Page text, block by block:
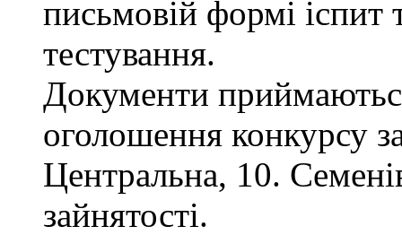
письмовій формі
тестування.
Документи
оголошення конкурсу
Центральна, 10.
зайнятості.